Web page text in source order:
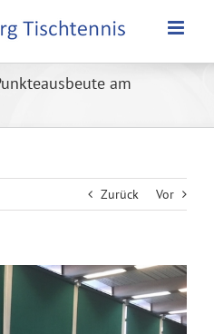
am
Zurück Vor